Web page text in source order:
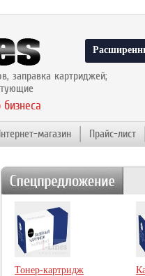
заправка картриджей;
магазин Прайс-лист
Тонер-картридж